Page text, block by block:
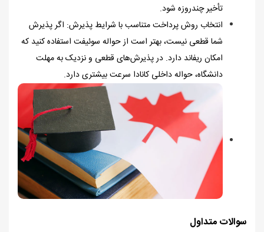
تأخیر چندروزه شود.
انتخاب روش پرداخت متناسب با شرایط پذیرش: اگر پذیرش
شما قطعی نیست، بهتر است از حواله سوئیفت استفاده کنید که
امکان ریفاند دارد. در پذیرش‌های قطعی و نزدیک به مهلت
دانشگاه، حواله داخلی کانادا سرعت بیشتری دارد.
سوالات متداول